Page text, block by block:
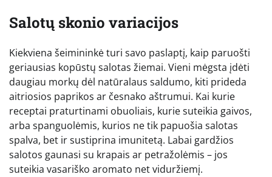
Salotų skonio variacijos
Kiekviena šeimininkė turi savo paslaptį, kaip paruošti
geriausias kopūstų salotas žiemai. Vieni mėgsta įdėti
daugiau morkų dėl natūralaus saldumo, kiti prideda
aitriosios paprikos ar česnako aštrumui. Kai kurie
receptai praturtinami obuoliais, kurie suteikia gaivos,
arba spanguolėmis, kurios ne tik papuošia salotas
spalva, bet ir sustiprina imunitetą. Labai gardžios
salotos gaunasi su krapais ar petražolėmis – jos
suteikia vasariško aromato net viduržiemį.